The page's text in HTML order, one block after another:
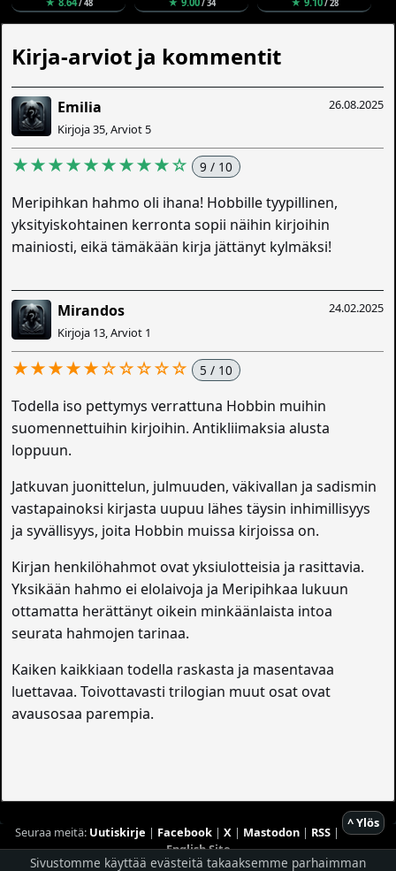
/ 48 / 34 / 28
Kirja-arviot ja kommentit
26.08.2025
Emilia
Kirjoja 35, Arviot 5
★★★★★★★★★☆ 9 / 10
Meripihkan hahmo oli ihana! Hobbille tyypillinen,
yksityiskohtainen kerronta sopii näihin kirjoihin
mainiosti, eikä tämäkään kirja jättänyt kylmäksi!
24.02.2025
Mirandos
Kirjoja 13, Arviot 1
★★★★★☆☆☆☆☆ 5 / 10
Todella iso pettymys verrattuna Hobbin muihin
suomennettuihin kirjoihin. Antikliimaksia alusta
loppuun.
Jatkuvan juonittelun, julmuuden, väkivallan ja sadismin
vastapainoksi kirjasta uupuu lähes täysin inhimillisyys
ja syvällisyys, joita Hobbin muissa kirjoissa on.
Kirjan henkilöhahmot ovat yksiulotteisia ja rasittavia.
Yksikään hahmo ei elolaivoja ja Meripihkaa lukuun
ottamatta herättänyt oikein minkäänlaista intoa
seurata hahmojen tarinaa.
Kaiken kaikkiaan todella raskasta ja masentavaa
luettavaa. Toivottavasti trilogian muut osat ovat
avausosaa parempia.
^ Ylös
Seuraa meitä: Uutiskirje | Facebook| X| Mastodon| RSS|
English Site
Sivustomme käyttää evästeitä takaaksemme parhaimman